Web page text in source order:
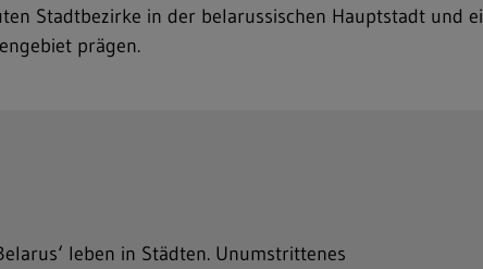
Stadtbezirke in der belarussischen Hauptstadt und
prägen.
leben in Städten. Unumstrittenes